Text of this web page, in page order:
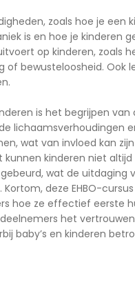
zoals hoe je een
is en hoe je kinderen
op kinderen, zoals
of bewusteloosheid. Ook
is het begrijpen van
lichaamsverhoudingen
wat van invloed kan
kinderen niet altijd
wat de uitdaging
deze EHBO-cursus
hoe ze effectief eerste
het
baby’s en kinderen